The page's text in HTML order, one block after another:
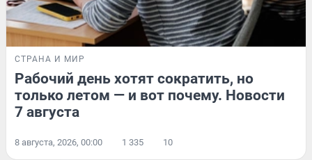
СТРАНА И МИР
Рабочий день хотят сократить, но
только летом — и вот почему. Новости
7 августа
8 августа, 2026, 00:00 1 335 10